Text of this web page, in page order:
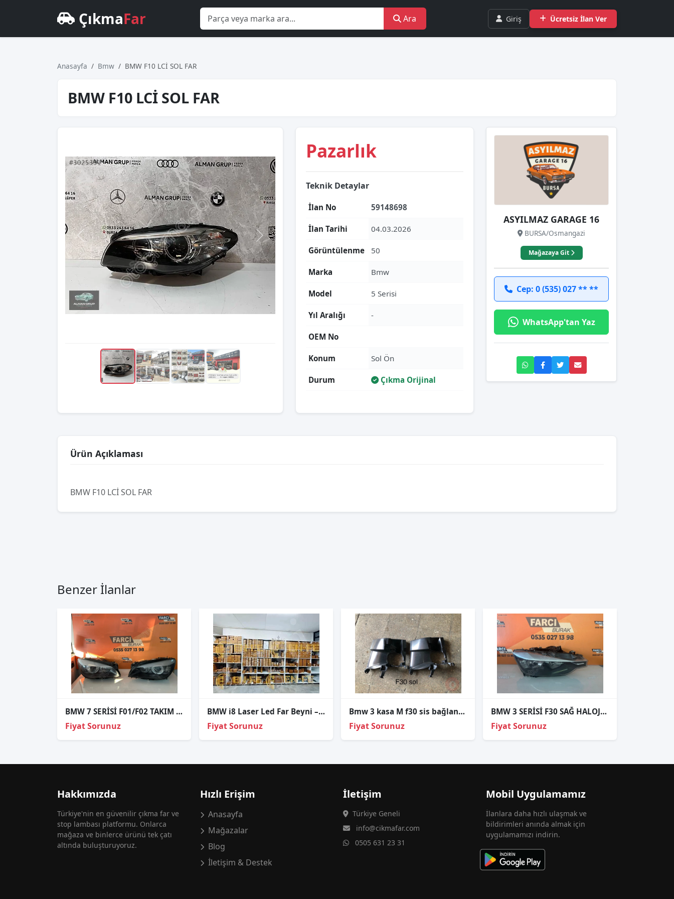
ÇıkmaFar Ara Giriş Ücretsiz İlan Ver
Anasayfa Bmw BMW F10 LCİ SOL FAR
BMW F10 LCİ SOL FAR
Pazarlık
Teknik Detaylar
İlan No 59148698
İlan Tarihi 04.03.2026
Görüntülenme 50
Marka Bmw
Model 5 Serisi
Yıl Aralığı -
OEM No
Konum Sol Ön
Durum Çıkma Orijinal
ASYILMAZ GARAGE 16
BURSA/Osmangazi
Mağazaya Git
Cep: 0 (535) 027 ** **
WhatsApp'tan Yaz
Ürün Açıklaması
BMW F10 LCİ SOL FAR
Benzer İlanlar
BMW 7 SERİSİ F01/F02 TAKIM FAR ORJİNAL
Fiyat Sorunuz
BMW i8 Laser Led Far Beyni – 7361401
Fiyat Sorunuz
Bmw 3 kasa M f30 sis bağlantı braketi ithal sıfır
Fiyat Sorunuz
BMW 3 SERİSİ F30 SAĞ HALOJEN FAR ORJİNAL
Fiyat Sorunuz
Hakkımızda
Türkiye'nin en güvenilir çıkma far ve
stop lambası platformu. Onlarca
mağaza ve binlerce ürünü tek çatı
altında buluşturuyoruz.
Hızlı Erişim
Anasayfa
Mağazalar
Blog
İletişim & Destek
İletişim
Türkiye Geneli
info@cikmafar.com
0505 631 23 31
Mobil Uygulamamız
İlanlara daha hızlı ulaşmak ve
bildirimleri anında almak için
uygulamamızı indirin.